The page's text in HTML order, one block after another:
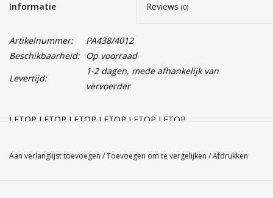
Informatie Reviews (0)
Artikelnummer:
PA438/4012
Beschikbaarheid: Op voorraad
Levertijd:
1-2 dagen, mede afhankelijk van
vervoerder
LETOP LETOP LETOP LETOP LETOP LETOP
Aan verlanglijst toevoegen /Toevoegen om te vergelijken /Afdrukken